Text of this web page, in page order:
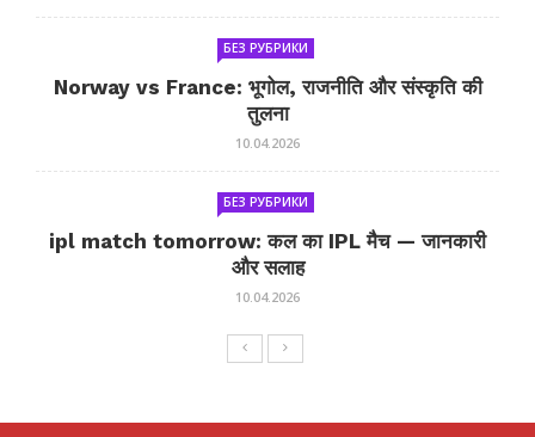
БЕЗ РУБРИКИ
Norway vs France: भूगोल, राजनीति और संस्कृति की
तुलना
10.04.2026
БЕЗ РУБРИКИ
ipl match tomorrow: कल का IPL मैच — जानकारी
और सलाह
10.04.2026